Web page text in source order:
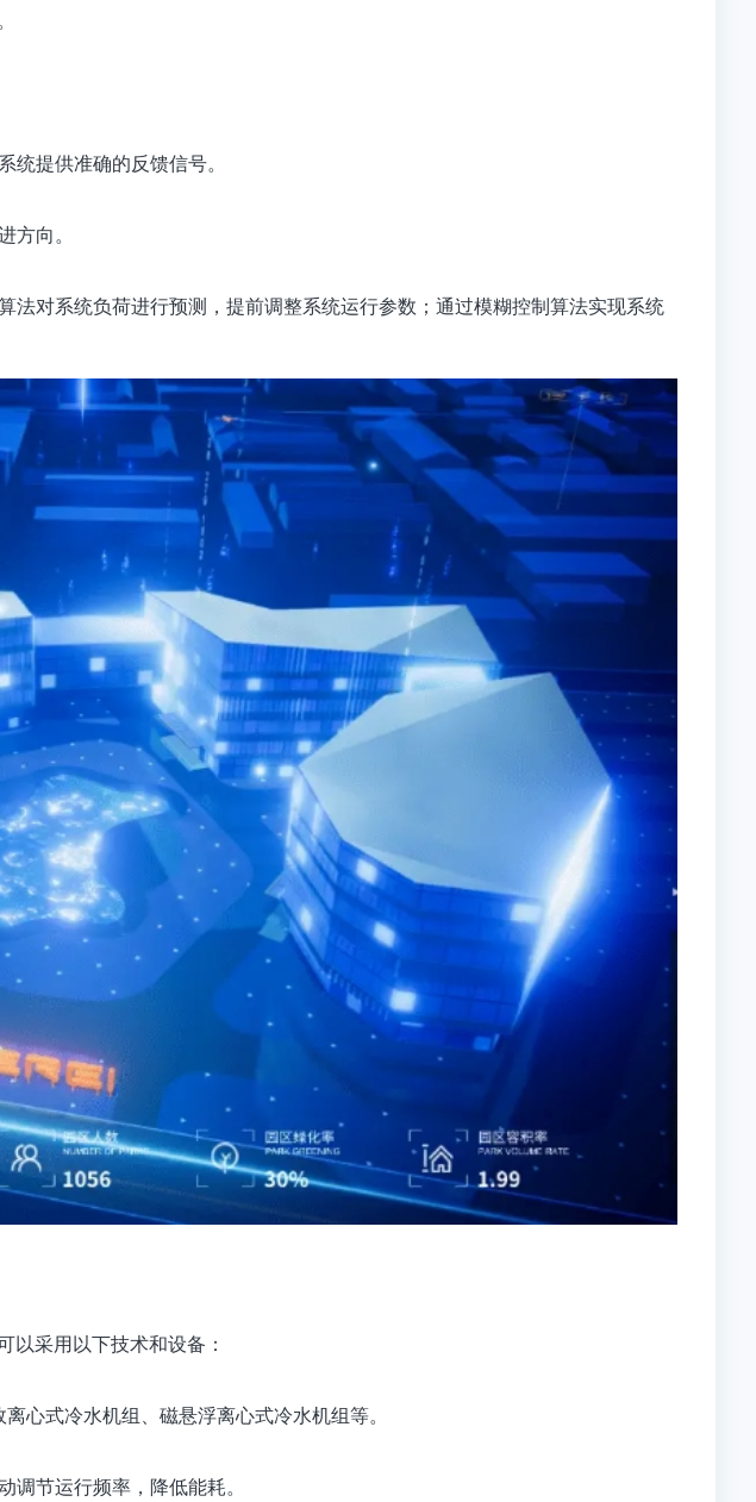
提供准确的反馈信号。
向。
对系统负荷进行预测，提前调整系统运行参数；通过模糊控制算法实现系统
采用以下技术和设备：
心式冷水机组、磁悬浮离心式冷水机组等。
节运行频率，降低能耗。